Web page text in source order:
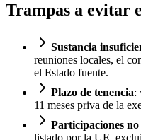
Trampas a evitar
Sustancia
reuniones locales, el
el Estado fuente.
Plazo de tenencia:
11 meses priva de la
Participaciones